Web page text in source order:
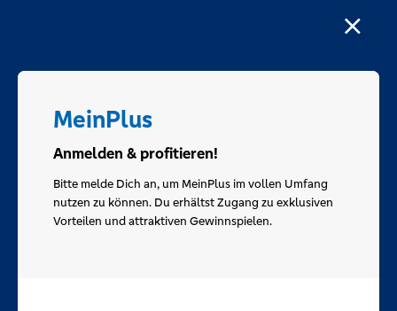
MeinPlus
Anmelden & profitieren!
Bitte melde Dich an, um MeinPlus im vollen Umfang
nutzen zu können. Du erhältst Zugang zu exklusiven
Vorteilen und attraktiven Gewinnspielen.